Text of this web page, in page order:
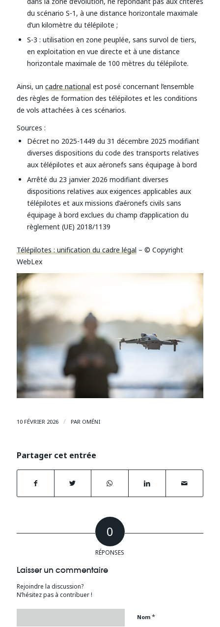
du scénario S-1, à une distance horizontale maximale
d’un kilomètre du télépilote ;
S-3 : utilisation en zone peuplée, sans survol de tiers,
en exploitation en vue directe et à une distance
horizontale maximale de 100 mètres du télépilote.
Ainsi, un cadre national est posé concernant l’ensemble
des règles de formation des télépilotes et les conditions
de vols attachées à ces scénarios.
Sources :
Décret no 2025-1449 du 31 décembre 2025 modifiant
diverses dispositions du code des transports relatives
aux télépilotes et aux aéronefs sans équipage à bord
Arrêté du 23 janvier 2026 modifiant diverses
dispositions relatives aux exigences applicables aux
télépilotes et aux missions d’aéronefs civils sans
équipage à bord exclues du champ d’application du
règlement (UE) 2018/1139
Télépilotes : unification du cadre légal – © Copyright
WebLex
10 FÉVRIER 2026 / PAR OMÉNI
Partager cet entrée
0
RÉPONSES
Laisser un commentaire
Rejoindre la discussion?
N’hésitez pas à contribuer !
Nom *